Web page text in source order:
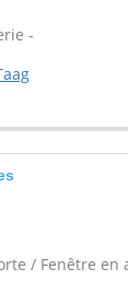
-
/ Fenêtre